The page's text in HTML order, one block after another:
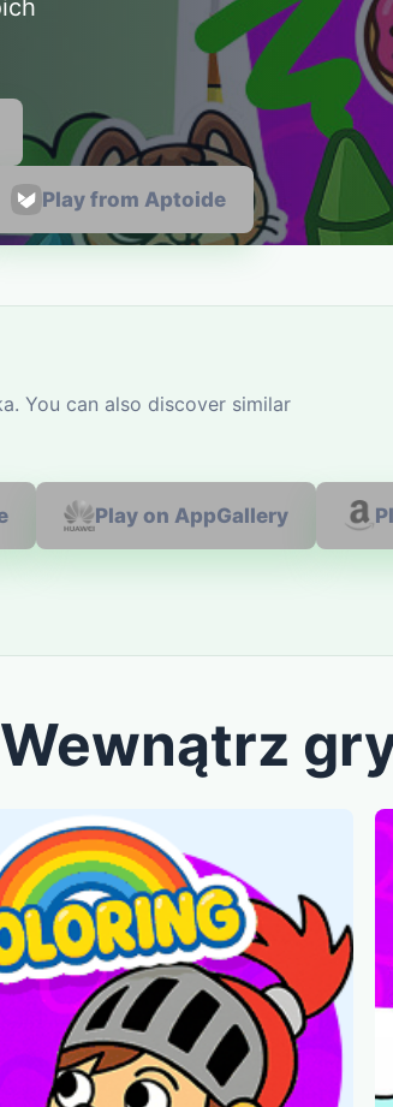
Play from Aptoide
You can also discover similar
Play on AppGallery
Wewnątrz